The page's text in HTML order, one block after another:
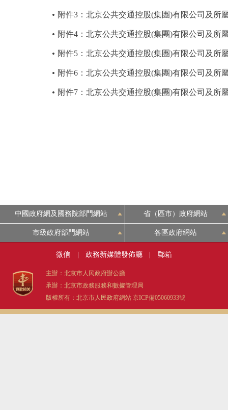
附件3：北京公共交通控股(集團)有限公司及所
附件4：北京公共交通控股(集團)有限公司及所
附件5：北京公共交通控股(集團)有限公司及所
附件6：北京公共交通控股(集團)有限公司及所
附件7：北京公共交通控股(集團)有限公司及所
中國政府網及國務院部門網站 省（區市）政府網站
市級政府部門網站 各區政府網站
微信 政務新媒體發佈廳 郵箱
主辦：北京市人民政府辦公廳
承辦：北京市政務服務和數據管理局
版權所有：北京市人民政府網站 京ICP備05060933號